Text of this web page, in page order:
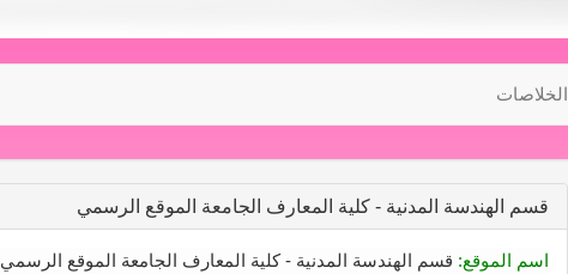
الخلاصات
قسم الهندسة المدنية - كلية المعارف الجامعة الموقع الرسمي
اسم الموقع: قسم الهندسة المدنية - كلية المعارف الجامعة الموقع الرسمي